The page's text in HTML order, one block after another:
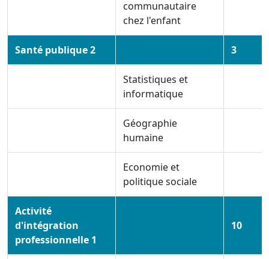
communautaire
chez l'enfant
Santé publique 2 3
Statistiques et
informatique
Géographie
humaine
Economie et
politique sociale
Activité
d'intégration
professionnelle 1
10